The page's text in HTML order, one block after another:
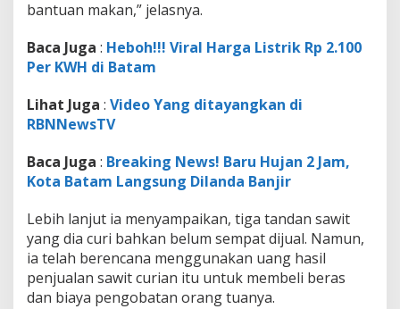
y
u
u
bantuan makan,” jelasnya.
Baca Juga : Heboh!!! Viral Harga Listrik Rp 2.100
Per KWH di Batam
Lihat Juga : Video Yang ditayangkan di
RBNNewsTV
Baca Juga : Breaking News! Baru Hujan 2 Jam,
Kota Batam Langsung Dilanda Banjir
Lebih lanjut ia menyampaikan, tiga tandan sawit
yang dia curi bahkan belum sempat dijual. Namun,
ia telah berencana menggunakan uang hasil
penjualan sawit curian itu untuk membeli beras
dan biaya pengobatan orang tuanya.